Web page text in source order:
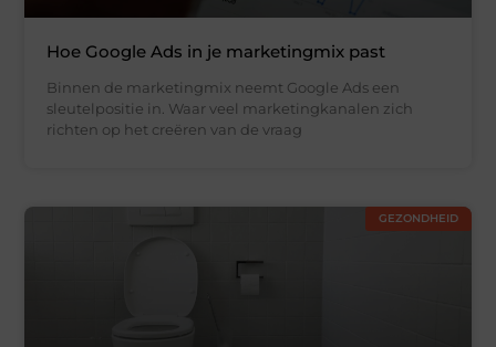
Hoe Google Ads in je marketingmix past
Binnen de marketingmix neemt Google Ads een
sleutelpositie in. Waar veel marketingkanalen zich
richten op het creëren van de vraag
GEZONDHEID